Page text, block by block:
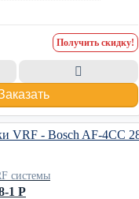
Получить скидку!
системы
1 P